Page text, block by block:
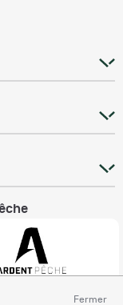
Fermer